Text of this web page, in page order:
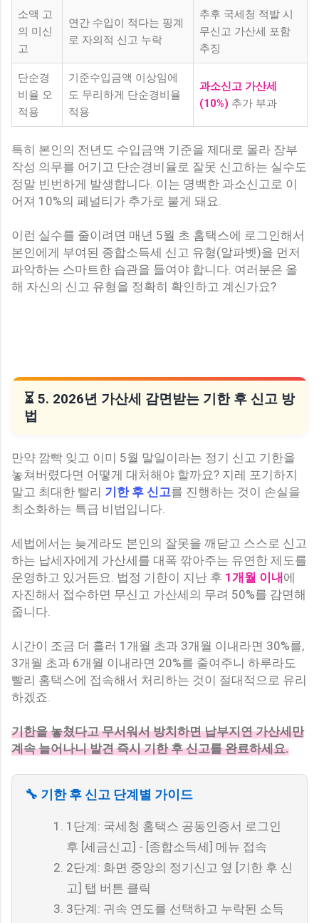
소액 고
의 미신
고
연간 수입이 적다는 핑계
로 자의적 신고 누락
추후 국세청 적발 시
무신고 가산세 포함
추징
단순경
비율 오
적용
기준수입금액 이상임에
도 무리하게 단순경비율
적용
과소신고 가산세
(10%) 추가 부과
특히 본인의 전년도 수입금액 기준을 제대로 몰라 장부
작성 의무를 어기고 단순경비율로 잘못 신고하는 실수도
정말 빈번하게 발생합니다. 이는 명백한 과소신고로 이
어져 10%의 페널티가 추가로 붙게 돼요.
이런 실수를 줄이려면 매년 5월 초 홈택스에 로그인해서
본인에게 부여된 종합소득세 신고 유형(알파벳)을 먼저
파악하는 스마트한 습관을 들여야 합니다. 여러분은 올
해 자신의 신고 유형을 정확히 확인하고 계신가요?
⏳ 5. 2026년 가산세 감면받는 기한 후 신고 방
법
만약 깜빡 잊고 이미 5월 말일이라는 정기 신고 기한을
놓쳐버렸다면 어떻게 대처해야 할까요? 지레 포기하지
말고 최대한 빨리 기한 후 신고를 진행하는 것이 손실을
최소화하는 특급 비법입니다.
세법에서는 늦게라도 본인의 잘못을 깨닫고 스스로 신고
하는 납세자에게 가산세를 대폭 깎아주는 유연한 제도를
운영하고 있거든요. 법정 기한이 지난 후 1개월 이내에
자진해서 접수하면 무신고 가산세의 무려 50%를 감면해
줍니다.
시간이 조금 더 흘러 1개월 초과 3개월 이내라면 30%를,
3개월 초과 6개월 이내라면 20%를 줄여주니 하루라도
빨리 홈택스에 접속해서 처리하는 것이 절대적으로 유리
하겠죠.
기한을 놓쳤다고 무서워서 방치하면 납부지연 가산세만
계속 늘어나니 발견 즉시 기한 후 신고를 완료하세요.
🔧 기한 후 신고 단계별 가이드
1단계: 국세청 홈택스 공동인증서 로그인
후 [세금신고] - [종합소득세] 메뉴 접속
2단계: 화면 중앙의 정기신고 옆 [기한 후 신
고] 탭 버튼 클릭
3단계: 귀속 연도를 선택하고 누락된 소득